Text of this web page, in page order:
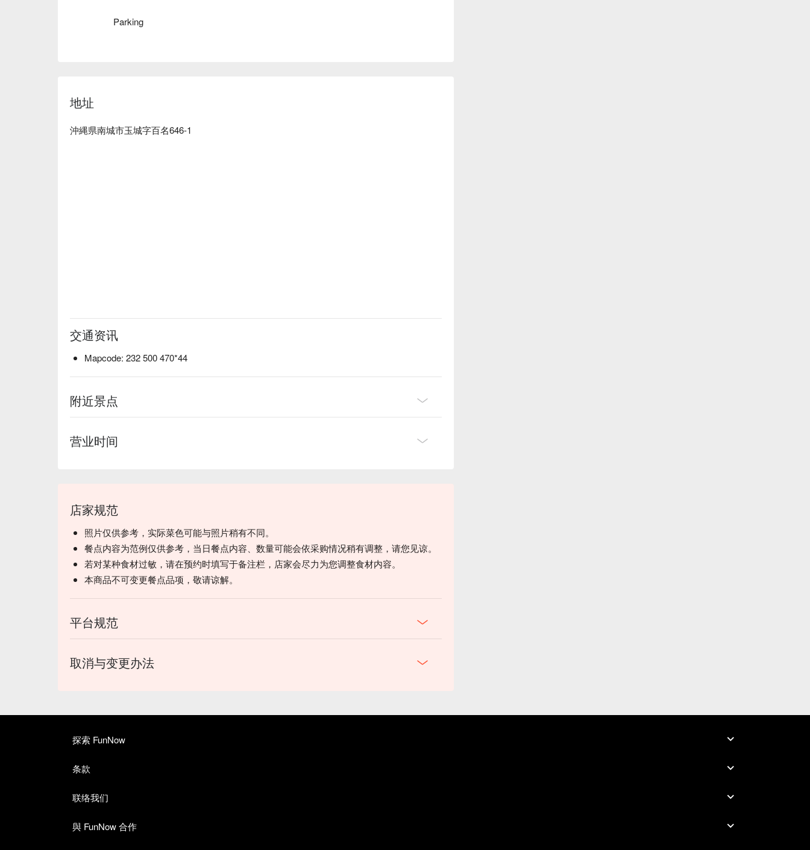
「御岳」。我们的咖啡厅所在之处，便是在过去一直以薮萨浦原为名，受到人民尊崇的圣地。
Parking
地址
沖縄県南城市玉城字百名646-1
交通资讯
Mapcode: 232 500 470*44
附近景点
营业时间
店家规范
照片仅供参考，实际菜色可能与照片稍有不同。
餐点内容为范例仅供参考，当日餐点内容、数量可能会依采购情况稍有调整，请您见谅。
若对某种食材过敏，请在预约时填写于备注栏，店家会尽力为您调整食材内容。
本商品不可变更餐点品项，敬请谅解。
平台规范
取消与变更办法
探索 FunNow
条款
联络我们
與 FunNow 合作